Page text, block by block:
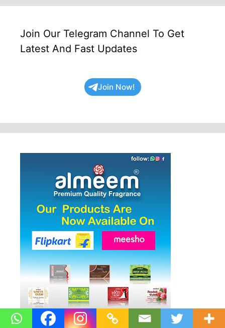
Join Our Telegram Channel To Get
Latest And Fast Updates
Join Now!